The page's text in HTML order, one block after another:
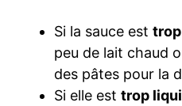
Si la sauce est
peu de lait chaud
des pâtes pour la
Si elle esttrop